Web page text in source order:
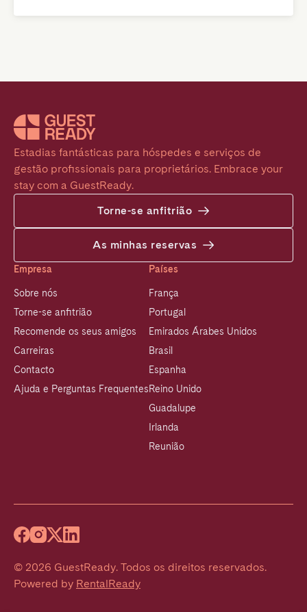
Estadias fantásticas para hóspedes e serviços de
gestão profissionais para proprietários. Embrace your
stay com a GuestReady.
Torne-se anfitrião
As minhas reservas
Empresa
Sobre nós
Torne-se anfitrião
Recomende os seus amigos
Carreiras
Contacto
Ajuda e Perguntas Frequentes
Países
França
Portugal
Emirados Árabes Unidos
Brasil
Espanha
Reino Unido
Guadalupe
Irlanda
Reunião
© 2026 GuestReady. Todos os direitos reservados.
Powered by RentalReady